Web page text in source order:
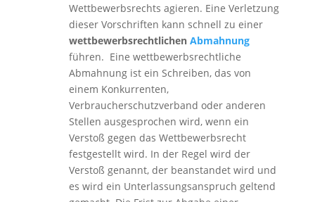
Wettbewerbsrechts agieren. Eine Verletzung
dieser Vorschriften kann schnell zu einer
wettbewerbsrechtlichen Abmahnung
führen. Eine wettbewerbsrechtliche
Abmahnung ist ein Schreiben, das von
einem Konkurrenten,
Verbraucherschutzverband oder anderen
Stellen ausgesprochen wird, wenn ein
Verstoß gegen das Wettbewerbsrecht
festgestellt wird. In der Regel wird der
Verstoß genannt, der beanstandet wird und
es wird ein Unterlassungsanspruch geltend